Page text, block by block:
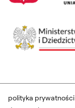
polityka prywatności